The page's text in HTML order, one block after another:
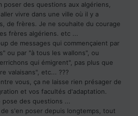
poser des questions aux algériens,
vivre dans une ville où il y a
de frères. Je ne souhaite du courage
frères algériens. etc ...
de messages qui commençaient par
ou par "à tous les wallons", ou
qui émigrent", pas plus que
valaisans", etc... ???
vous, ça ne laisse rien présager de
et vos facultés d'adaptation.
pose des questions ...
s'en poser depuis longtemps, tout